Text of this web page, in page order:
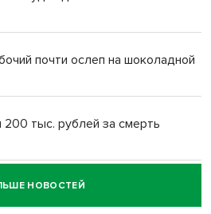
почти ослеп на шоколадной
тыс. рублей за смерть
водителя за смерть
НОВОСТЕЙ